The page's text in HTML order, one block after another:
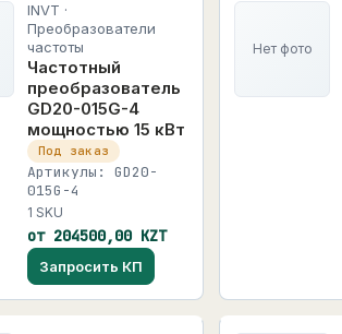
INVT ·
Преобразователи
частоты
Частотный
преобразователь
GD20-015G-4
мощностью 15 кВт
Под заказ
Артикулы: GD20-
015G-4
1 SKU
от 204500,00 KZT
Запросить КП
Нет фото